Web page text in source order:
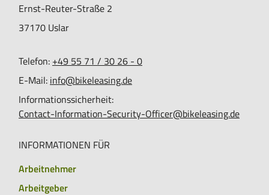
Ernst-Reuter-Straße 2
37170 Uslar
Telefon: +49 55 71 / 30 26 - 0
E-Mail: info@bikeleasing.de
Informationssicherheit:
Contact-Information-Security-Officer@bikeleasing.de
INFORMATIONEN FÜR
Arbeitnehmer
Arbeitgeber